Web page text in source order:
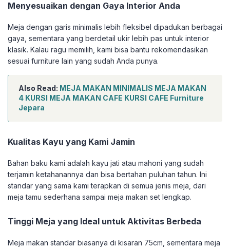
Menyesuaikan dengan Gaya Interior Anda
Meja dengan garis minimalis lebih fleksibel dipadukan berbagai
gaya, sementara yang berdetail ukir lebih pas untuk interior
klasik. Kalau ragu memilih, kami bisa bantu rekomendasikan
sesuai furniture lain yang sudah Anda punya.
Also Read: MEJA MAKAN MINIMALIS MEJA MAKAN
4 KURSI MEJA MAKAN CAFE KURSI CAFE Furniture
Jepara
Kualitas Kayu yang Kami Jamin
Bahan baku kami adalah kayu jati atau mahoni yang sudah
terjamin ketahanannya dan bisa bertahan puluhan tahun. Ini
standar yang sama kami terapkan di semua jenis meja, dari
meja tamu sederhana sampai meja makan set lengkap.
Tinggi Meja yang Ideal untuk Aktivitas Berbeda
Meja makan standar biasanya di kisaran 75cm, sementara meja